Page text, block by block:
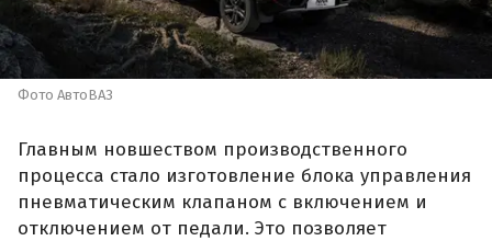
Фото АвтоВАЗ
Главным новшеством производственного
процесса стало изготовление блока управления
пневматическим клапаном с включением и
отключением от педали. Это позволяет